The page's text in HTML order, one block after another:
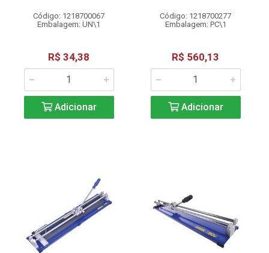
Código: 1218700067
Embalagem: UN\1
R$ 34,38
Adicionar
Código: 1218700277
Embalagem: PC\1
R$ 560,13
Adicionar